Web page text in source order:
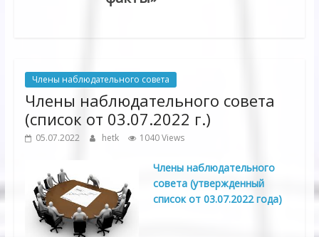
Члены наблюдательного совета
Члены наблюдательного совета
(список от 03.07.2022 г.)
05.07.2022 hetk 1040 Views
Члены наблюдательного
совета (утвержденный
список от 03.07.2022 года)